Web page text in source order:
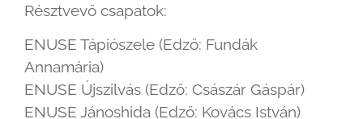
Résztvevő csapatok:
ENUSE Tápiószele (Edző: Fundák
Annamária)
ENUSE Újszilvás (Edző: Császár Gáspár)
ENUSE Jánoshida (Edző: Kovács István)